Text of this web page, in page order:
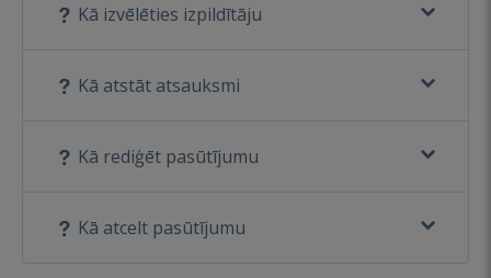
Kā izvēlēties izpildītāju
Kā atstāt atsauksmi
Kā rediģēt pasūtījumu
Kā atcelt pasūtījumu